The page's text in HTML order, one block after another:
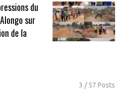
du
sur
de la
3 / 57 Posts